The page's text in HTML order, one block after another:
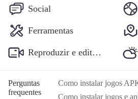
Social
Ferramentas
Reproduzir e editar vídeos Aplicativos
Perguntas
frequentes
Como instalar jogos
Como instalar jogos e